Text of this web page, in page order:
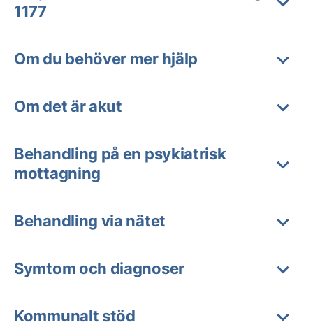
1177
Om du behöver mer hjälp
Om det är akut
Behandling på en psykiatrisk
mottagning
Behandling via nätet
Symtom och diagnoser
Kommunalt stöd